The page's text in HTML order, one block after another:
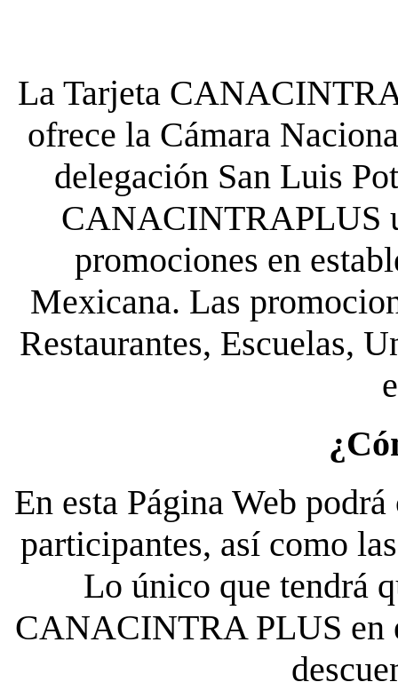
La Tarjeta
ofrece la Cámara
delegación San Luis
CANACINTRAPLUS
promociones en
Mexicana. Las
Restaurantes, Escuelas,
En esta Página Web
participantes, así como
Lo único que tendrá
CANACINTRA PLUS en